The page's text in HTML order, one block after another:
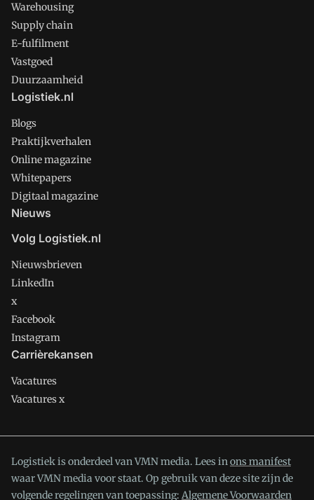
Warehousing
Supply chain
E-fulfilment
Vastgoed
Duurzaamheid
Logistiek.nl
Blogs
Praktijkverhalen
Online magazine
Whitepapers
Digitaal magazine
Nieuws
Volg Logistiek.nl
Nieuwsbrieven
LinkedIn
x
Facebook
Instagram
Carrièrekansen
Vacatures
Vacatures x
Logistiek is onderdeel van VMN media. Lees inons manifest
waar VMN media voor staat. Op gebruik van deze site zijn de
volgende regelingen van toepassing: Algemene Voorwaarden